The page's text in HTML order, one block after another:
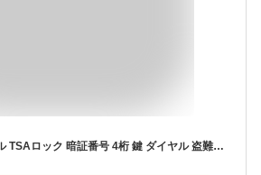
NAGE 南京錠 ダイヤル TSAロック 暗証番号 4桁 鍵 ダイヤル 盗難防止 海外旅行用鍵 スーツケース バッグ用ロック ジムロッカー荷物 （シルバー，1個）